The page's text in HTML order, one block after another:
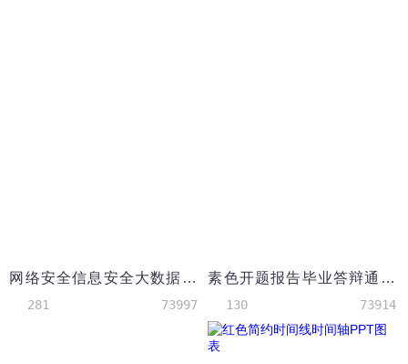
网络安全信息安全大数据云服务ppt模板
281 73997
素色开题报告毕业答辩通用型PPT模版
130 73914